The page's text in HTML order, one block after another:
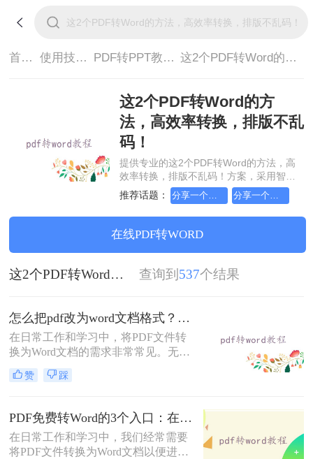
首页> 使用技巧> PDF转PPT教程> 这2个PDF转Word的方法，高效率转换，排版不乱码！
这2个PDF转Word的方
法，高效率转换，排版不乱
码！
提供专业的这2个PDF转Word的方法，高
效率转换，排版不乱码！方案，采用智能
对象流重构技术，确保文档1:1高保真还原
且排版不乱码。支持一键批量处理，全链
路 SSL 加密保障隐私安全。助您快速实现
这2个PDF转Word的方法，高效率转换，
排版不乱码！，无需安装，高效办公。
推荐话题：
在线PDF转WORD
这2个PDF转Word的方法，高效率转换，排版不乱码！ 查询到 537个结果
怎么把pdf改为word文档格式？给大家分享三种简单的转换方法！
在日常工作和学习中，将PDF文件转
换为Word文档的需求非常常见。无论
是为了编辑内容、重新排版还是与其
他工具兼容，掌握几种高效的转换方
为word文档格式呢？本文将介绍三种
将PDF转换为Word文档的方法。
赞 踩
PDF免费转Word的3个入口：在线、客户端、Word自带各有取舍！
在日常工作和学习中，我们经常需要
将PDF文件转换为Word文档以便进行